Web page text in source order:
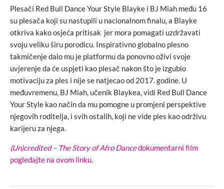
Plesači Red Bull Dance Your Style Blayke i BJ Miah među 16
su plesača koji su nastupili u nacionalnom finalu, a Blayke
otkriva kako osjeća pritisak jer mora pomagati uzdržavati
svoju veliku širu porodicu. Inspirativno globalno plesno
takmičenje dalo mu je platformu da ponovno oživi svoje
uvjerenje da će uspjeti kao plesač nakon što je izgubio
motivaciju za ples i nije se natjecao od 2017. godine. U
međuvremenu, BJ Miah, učenik Blaykea, vidi Red Bull Dance
Your Style kao način da mu pomogne u promjeni perspektive
njegovih roditelja, i svih ostalih, koji ne vide ples kao održivu
karijeru za njega.
(Un)credited – The Story of Afro Dancedokumentarni film
pogledajte na ovom linku.